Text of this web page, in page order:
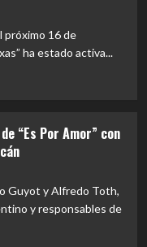
próximo 16 de
ha estado activa...
“Es Por Amor” con
Guyot y Alfredo Toth,
y responsables de